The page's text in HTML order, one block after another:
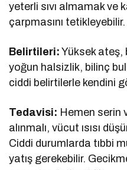
yeterli sıvı almamak ve
çarpmasını tetikleyebilir.
Belirtileri: Yüksek ateş,
yoğun halsizlik, bilinç
ciddi belirtilerle kendini
Tedavisi: Hemen serin
alınmalı, vücut ısısı
Ciddi durumlarda tıbbi
yatış gerekebilir.